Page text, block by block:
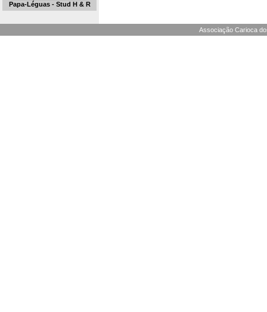
Papa-Léguas - Stud H & R
Associação Carioca